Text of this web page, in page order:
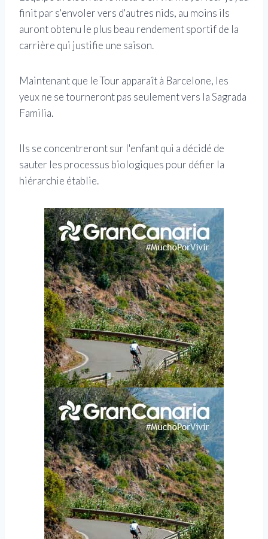
finit par s'envoler vers d'autres nids, au moins ils
auront obtenu le plus beau rendement sportif de la
carrière qui justifie une saison.
Maintenant que le Tour apparaît à Barcelone, les
yeux ne se tourneront pas seulement vers la Sagrada
Familia.
Ils se concentreront sur l'enfant qui a décidé de
sauter les processus biologiques pour défier la
hiérarchie établie.